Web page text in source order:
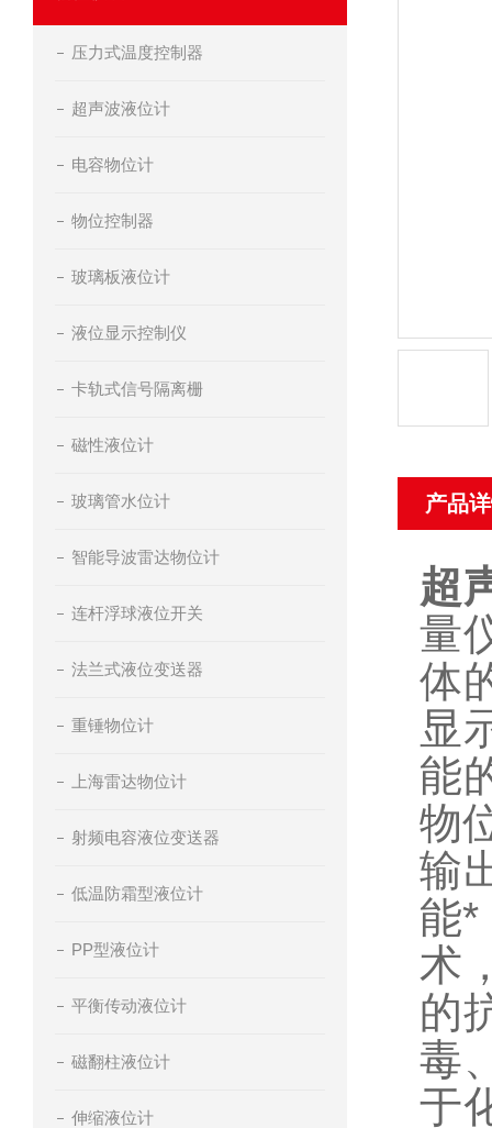
压力式温度控制器
超声波液位计
电容物位计
物位控制器
玻璃板液位计
液位显示控制仪
卡轨式信号隔离栅
磁性液位计
玻璃管水位计
智能导波雷达物位计
连杆浮球液位开关
法兰式液位变送器
重锤物位计
上海雷达物位计
射频电容液位变送器
低温防霜型液位计
PP型液位计
平衡传动液位计
磁翻柱液位计
伸缩液位计
产品
超
量
体
显
能
物
输
能*
术
的
毒
于